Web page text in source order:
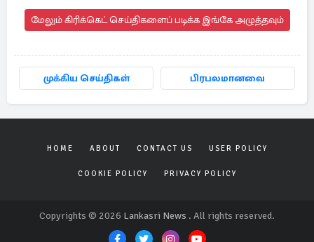
மேலும் கிரிக்கெட் செய்திகளைப் படிக்க இங்கே அழுத்தவும்
முக்கிய செய்திகள் பிரபலமானவை
HOME ABOUT CONTACT US USER POLICY
COOKIE POLICY PRIVACY POLICY
Copyrights © 2026 Lankasri News . All rights reserved.